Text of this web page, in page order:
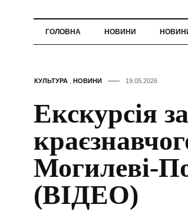
ГОЛОВНА НОВИНИ
КУЛЬТУРА НОВИНИ 19.05.2026
Екскурсія
Могилеві-
(ВІДЕО)